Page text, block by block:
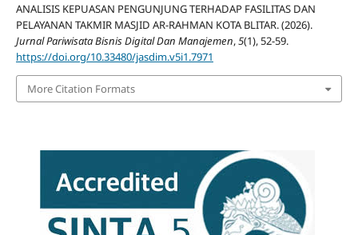
ANALISIS KEPUASAN PENGUNJUNG TERHADAP FASILITAS DAN
PELAYANAN TAKMIR MASJID AR-RAHMAN KOTA BLITAR. (2026).
Jurnal Pariwisata Bisnis Digital Dan Manajemen,5(1), 52-59.
https://doi.org/10.33480/jasdim.v5i1.7971
More Citation Formats